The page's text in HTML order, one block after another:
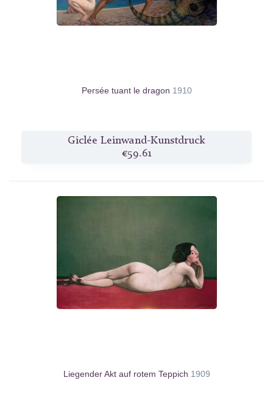
Persée tuant le dragon 1910
Giclée Leinwand-Kunstdruck
€59.61
Liegender Akt auf rotem Teppich 1909